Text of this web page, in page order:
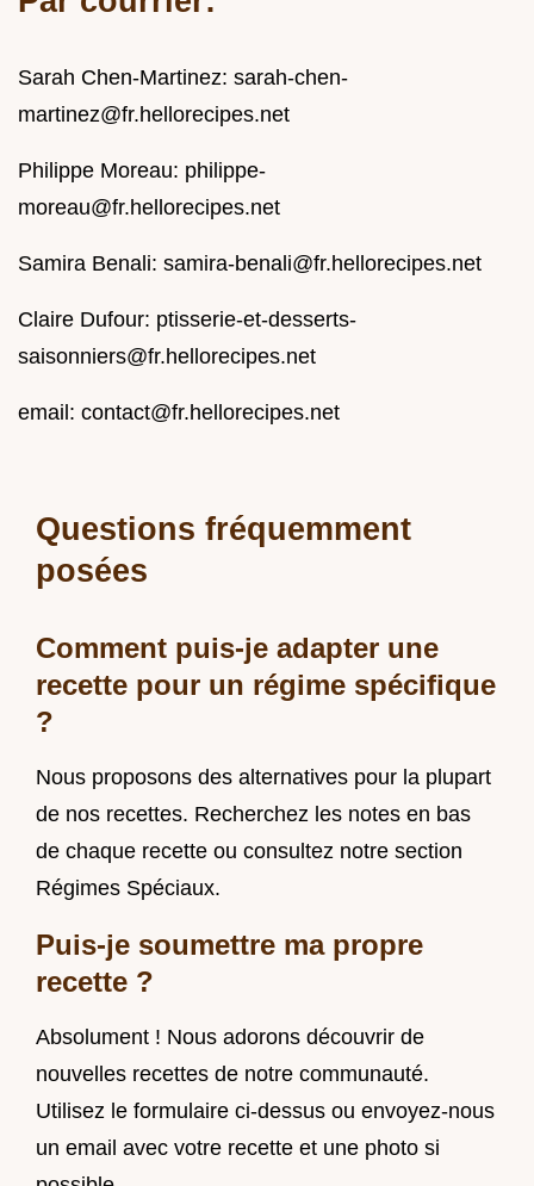
Sarah Chen-Martinez: sarah-chen-
martinez@fr.hellorecipes.net
Philippe Moreau: philippe-
moreau@fr.hellorecipes.net
Samira Benali: samira-benali@fr.hellorecipes.net
Claire Dufour: ptisserie-et-desserts-
saisonniers@fr.hellorecipes.net
email: contact@fr.hellorecipes.net
Questions fréquemment
posées
Comment puis-je adapter une
recette pour un régime spécifique
?
Nous proposons des alternatives pour la plupart
de nos recettes. Recherchez les notes en bas
de chaque recette ou consultez notre section
Régimes Spéciaux.
Puis-je soumettre ma propre
recette ?
Absolument ! Nous adorons découvrir de
nouvelles recettes de notre communauté.
Utilisez le formulaire ci-dessus ou envoyez-nous
un email avec votre recette et une photo si